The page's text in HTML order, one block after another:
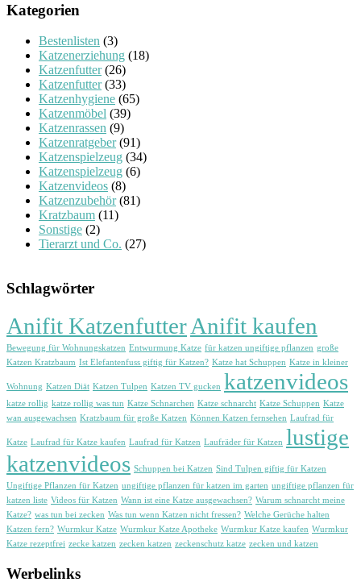
Kategorien
Bestenlisten (3)
Katzenerziehung (18)
Katzenfutter(26)
Katzenfutter(33)
Katzenhygiene (65)
Katzenmöbel (39)
Katzenrassen (9)
Katzenratgeber(91)
Katzenspielzeug (34)
Katzenspielzeug (6)
Katzenvideos (8)
Katzenzubehör(81)
Kratzbaum (11)
Sonstige (2)
Tierarzt und Co. (27)
Schlagwörter
Anifit KatzenfutterAnifit kaufen
Bewegung für Wohnungskatzen Entwurmung Katze für katzen ungiftige pflanzen große
Katzen Kratzbaum Ist Elefantenfuss giftig für Katzen? Katze hat Schuppen Katze in kleiner
Wohnung Katzen Diät Katzen Tulpen Katzen TV gucken katzenvideos
katze rollig katze rollig was tun Katze Schnarchen Katze schnarcht Katze Schuppen Katze
wan ausgewachsen Kratzbaum für große Katzen Können Katzen fernsehen Laufrad für
Katze Laufrad für Katze kaufen Laufrad für Katzen Laufräder für Katzen lustige
katzenvideos Schuppen bei Katzen Sind Tulpen giftig für Katzen
Ungiftige Pflanzen für Katzen ungiftige pflanzen für katzen im garten ungiftige pflanzen für
katzen liste Videos für Katzen Wann ist eine Katze ausgewachsen? Warum schnarcht meine
Katze? was tun bei zecken Was tun wenn Katzen nicht fressen? Welche Gerüche halten
Katzen fern? Wurmkur Katze Wurmkur Katze Apotheke Wurmkur Katze kaufen Wurmkur
Katze rezeptfrei zecke katzen zecken katzen zeckenschutz katze zecken und katzen
Werbelinks